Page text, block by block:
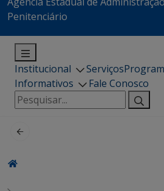
Penitenciário
Institucional Serviços
Informativos
Fale Conosco
Pesquisar
por: